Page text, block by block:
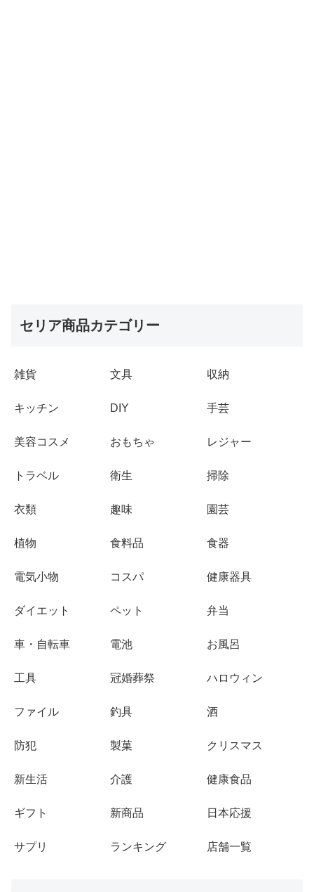
セリア商品カテゴリー
雑貨 文具 収納
キッチン DIY 手芸
美容コスメ おもちゃ レジャー
トラベル 衛生 掃除
衣類 趣味 園芸
植物 食料品 食器
電気小物 コスパ 健康器具
ダイエット ペット 弁当
車・自転車 電池 お風呂
工具 冠婚葬祭 ハロウィン
ファイル 釣具 酒
防犯 製菓 クリスマス
新生活 介護 健康食品
ギフト 新商品 日本応援
サプリ ランキング 店舗一覧